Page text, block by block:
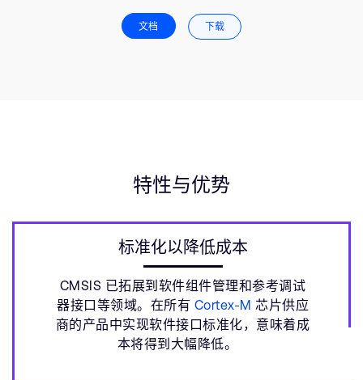
Tel: + 44(1223) 400 400 [总机]
Fax: + 44(1223) 400 410
文档 下载
特性与优势
标准化以降低成本
CMSIS 已拓展到软件组件管理和参考调试
器接口等领域。在所有 Cortex-M 芯片供应
商的产品中实现软件接口标准化，意味着成
本将得到大幅降低。